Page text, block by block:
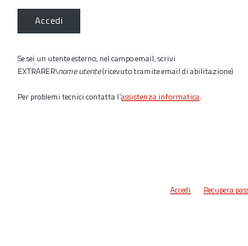
Accedi
Se sei un utente esterno, nel campo email, scrivi
EXTRARER\nome utente(ricevuto tramite email di abilitazione)
Per problemi tecnici contatta l’assistenza informatica.
Accedi Recupera